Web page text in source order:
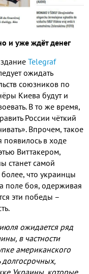
и уже ждёт денег
Telegraf
ожидать
союзников по
Киева будут и
В то же время,
России чёткий
Впрочем, такое
появилось в ходе
Виттакером,
станет самой
что украинцы
поле боя, одерживая
эти победы –
ожидается ряд
в частности
американского
долгосрочных,